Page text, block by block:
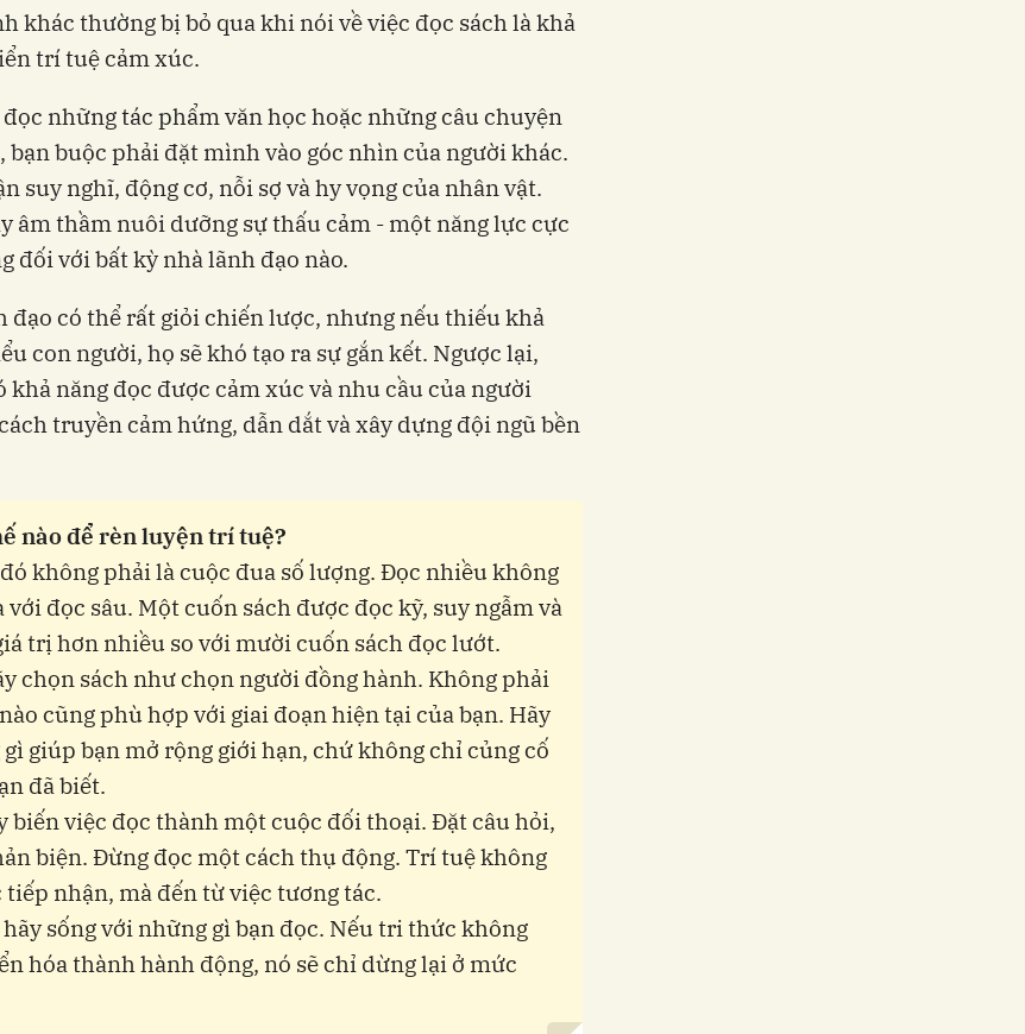
khác thường bị bỏ qua khi nói về việc đọc sách là khả
trí tuệ cảm xúc.
những tác phẩm văn học hoặc những câu chuyện
bạn buộc phải đặt mình vào góc nhìn của người khác.
suy nghĩ, động cơ, nỗi sợ và hy vọng của nhân vật.
âm thầm nuôi dưỡng sự thấu cảm - một năng lực cực
đối với bất kỳ nhà lãnh đạo nào.
đạo có thể rất giỏi chiến lược, nhưng nếu thiếu khả
con người, họ sẽ khó tạo ra sự gắn kết. Ngược lại,
khả năng đọc được cảm xúc và nhu cầu của người
truyền cảm hứng, dẫn dắt và xây dựng đội ngũ bền
nào để rèn luyện trí tuệ?
không phải là cuộc đua số lượng. Đọc nhiều không
với đọc sâu. Một cuốn sách được đọc kỹ, suy ngẫm và
trị hơn nhiều so với mười cuốn sách đọc lướt.
chọn sách như chọn người đồng hành. Không phải
cũng phù hợp với giai đoạn hiện tại của bạn. Hãy
giúp bạn mở rộng giới hạn, chứ không chỉ củng cố
đã biết.
biến việc đọc thành một cuộc đối thoại. Đặt câu hỏi,
biện. Đừng đọc một cách thụ động. Trí tuệ không
tiếp nhận, mà đến từ việc tương tác.
sống với những gì bạn đọc. Nếu tri thức không
hóa thành hành động, nó sẽ chỉ dừng lại ở mức